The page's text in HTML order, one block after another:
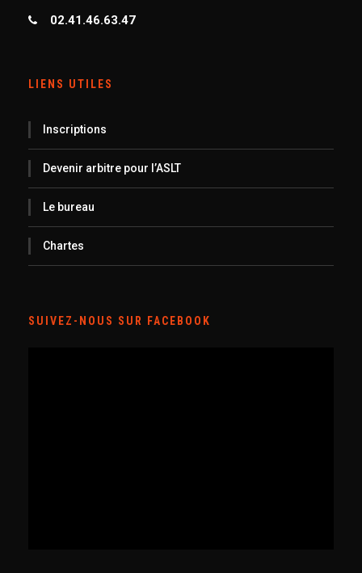
02.41.46.63.47
LIENS UTILES
Inscriptions
Devenir arbitre pour l’ASLT
Le bureau
Chartes
SUIVEZ-NOUS SUR FACEBOOK